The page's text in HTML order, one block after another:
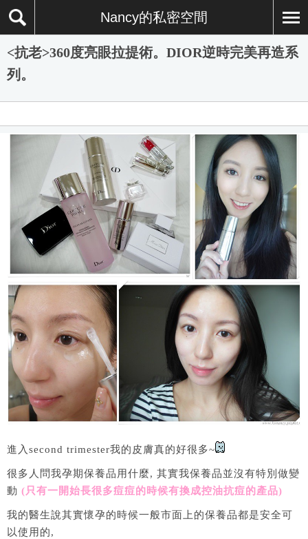
Nancy的私密空間
<抗老>360度亮眼拉提術。DIOR逆時完美再造系
列。
進入second trimester我的皮膚真的好很多~
很多人問我孕期保養品用什麼, 其實我保養品並沒有特別做變
動 (只有一開始長很多痘痘的時候有換成控油抗痘的產品)
我的醫生說其實懷孕的時候一般市面上的保養品都是安全可
以使用的,